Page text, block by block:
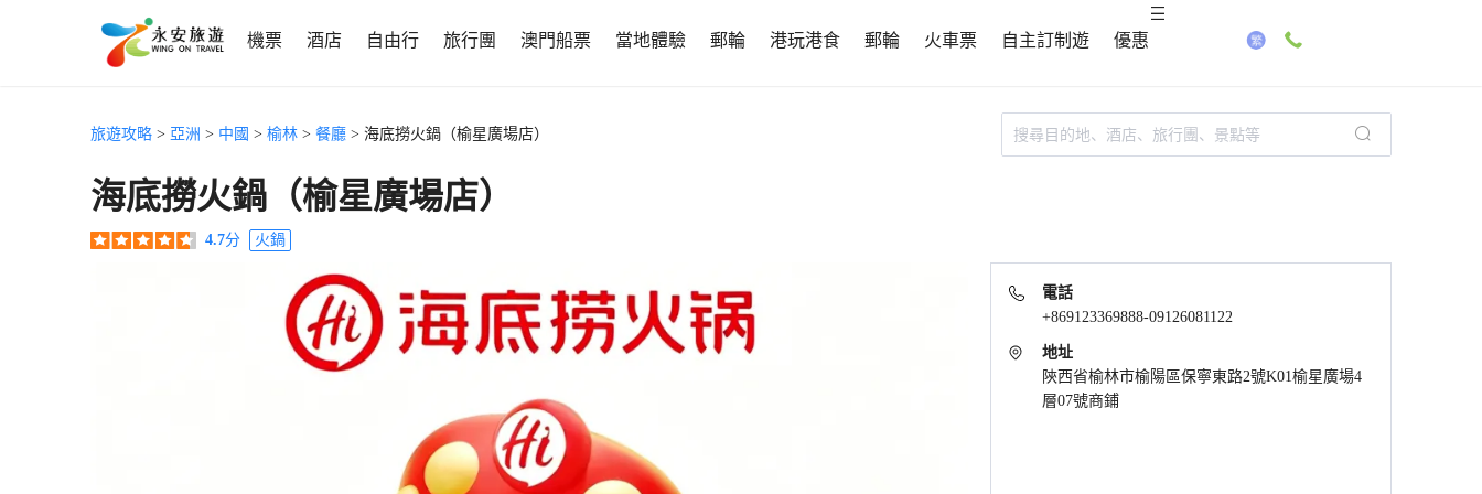
機票 酒店 自由行 旅行團 澳門船票 當地體驗 郵輪 港玩港食 郵輪 火車票 自主訂制遊 優惠
旅遊攻略 > 亞洲 > 中國 > 榆林 > 餐廳 > 海底撈火鍋（榆星廣場店）
海底撈火鍋（榆星廣場店）
4.7分 火鍋
電話
+869123369888-09126081122
地址
陝西省榆林市榆陽區保寧東路2號K01榆星廣場4
層07號商鋪